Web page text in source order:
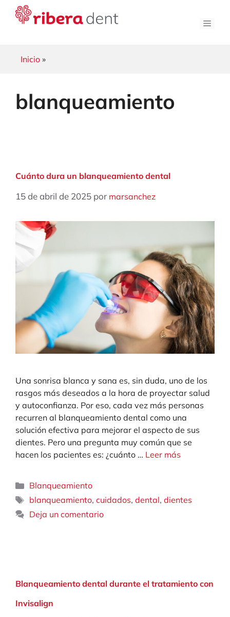
Saltar
Inicio »
blanqueamiento
Cuánto dura un blanqueamiento dental
15 de abril de 2025 por marsanchez
Una sonrisa blanca y sana es, sin duda, uno de los
rasgos más deseados a la hora de proyectar salud
y autoconfianza. Por eso, cada vez más personas
recurren al blanqueamiento dental como una
solución efectiva para mejorar el aspecto de sus
dientes. Pero una pregunta muy común que se
hacen los pacientes es: ¿cuánto … Leer más
Categorías
Blanqueamiento
Etiquetas
blanqueamiento,cuidados,dental,dientes
Deja un comentario
Blanqueamiento dental durante el tratamiento con
Invisalign